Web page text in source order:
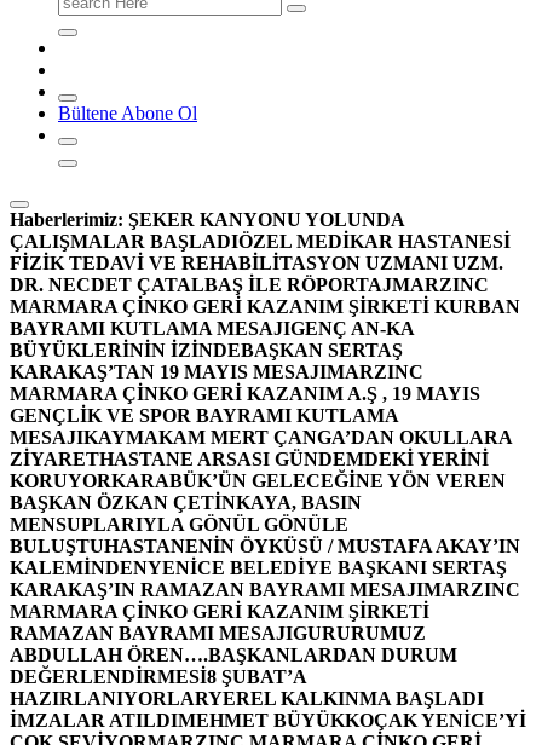
for:
Bültene Abone Ol
Haberlerimiz: ŞEKER KANYONU YOLUNDA
ÇALIŞMALAR BAŞLADIÖZEL MEDİKAR HASTANESİ
FİZİK TEDAVİ VE REHABİLİTASYON UZMANI UZM.
DR. NECDET ÇATALBAŞ İLE RÖPORTAJMARZINC
MARMARA ÇİNKO GERİ KAZANIM ŞİRKETİ KURBAN
BAYRAMI KUTLAMA MESAJIGENÇ AN-KA
BÜYÜKLERİNİN İZİNDEBAŞKAN SERTAŞ
KARAKAŞ’TAN 19 MAYIS MESAJIMARZINC
MARMARA ÇİNKO GERİ KAZANIM A.Ş , 19 MAYIS
GENÇLİK VE SPOR BAYRAMI KUTLAMA
MESAJIKAYMAKAM MERT ÇANGA’DAN OKULLARA
ZİYARETHASTANE ARSASI GÜNDEMDEKİ YERİNİ
KORUYORKARABÜK’ÜN GELECEĞİNE YÖN VEREN
BAŞKAN ÖZKAN ÇETİNKAYA, BASIN
MENSUPLARIYLA GÖNÜL GÖNÜLE
BULUŞTUHASTANENİN ÖYKÜSÜ / MUSTAFA AKAY’IN
KALEMİNDENYENİCE BELEDİYE BAŞKANI SERTAŞ
KARAKAŞ’IN RAMAZAN BAYRAMI MESAJIMARZINC
MARMARA ÇİNKO GERİ KAZANIM ŞİRKETİ
RAMAZAN BAYRAMI MESAJIGURURUMUZ
ABDULLAH ÖREN….BAŞKANLARDAN DURUM
DEĞERLENDİRMESİ8 ŞUBAT’A
HAZIRLANIYORLARYEREL KALKINMA BAŞLADI
İMZALAR ATILDIMEHMET BÜYÜKKOÇAK YENİCE’Yİ